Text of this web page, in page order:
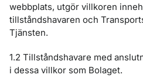
webbplats, utgör villkoren
tillståndshavaren och
Tjänsten.
1.2 Tillståndshavare med
i dessa villkor som Bolaget.